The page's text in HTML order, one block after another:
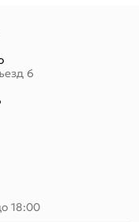
6
18:00